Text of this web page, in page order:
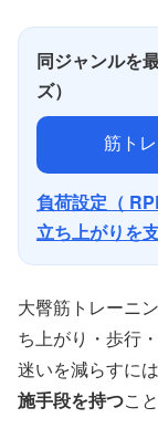
同ジャンルを
ズ）
筋ト
負荷設定（
立ち上がりを
大臀筋トレーニ
ち上がり・歩行
迷いを減らすには
施手段を持つこ